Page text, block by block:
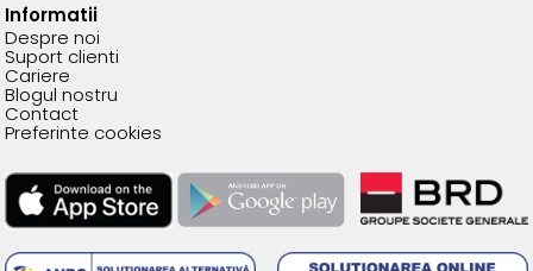
Informatii
Despre noi
Suport clienti
Cariere
Blogul nostru
Contact
Preferinte cookies